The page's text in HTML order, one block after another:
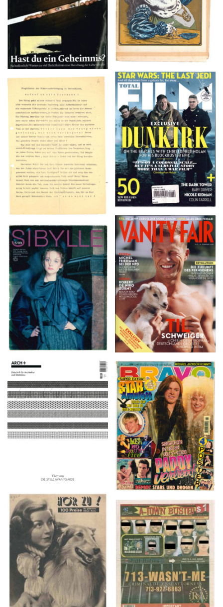
TOTAL FILM #260 –
SUMMER 2017
Flugblätter der Weissen
Rose – V, Januar 1943
VANITY FAIR – Nr. 7 –
8. Februar 2007
SIBYLLE 6/89
ARCH+ Nr. 226, Herbst
2016
BRAVO – Nr. 8, 13. Febr.
1997
HÖR ZU! – 1949,
NUMMER 10, Woche
vom 27. Februar bis 05.
März
A-TOWN BUSTED –
8/15/16–9/1/16